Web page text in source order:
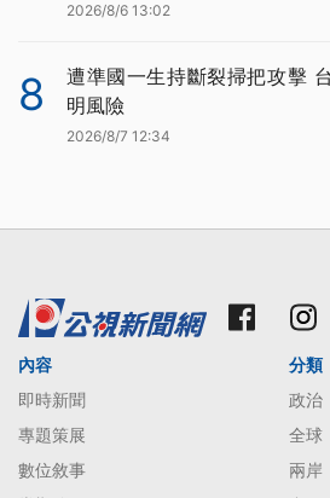
2026/8/6 13:02
8
遭準國一生持斷裂掃把攻擊
明風險
2026/8/7 12:34
內容
即時新聞
專題策展
數位敘事
分類
政治
全球
兩岸